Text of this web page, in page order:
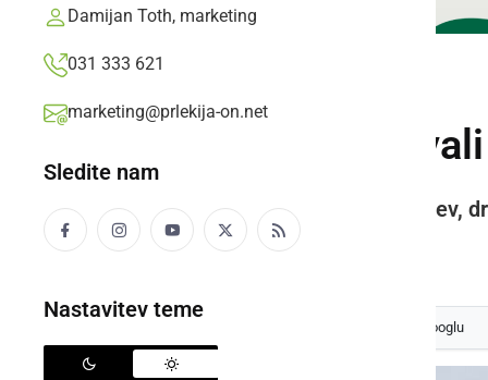
Damijan Toth, marketing
031 333 621
marketing@prlekija-on.net
Sledite nam
Nastavitev teme
V torek
Policisti so prijeli tudi devet tujcev,
Prlekija-on.net,sreda, 11. december 2024 ob 08:22
kot svoj prednostni vir na Googlu